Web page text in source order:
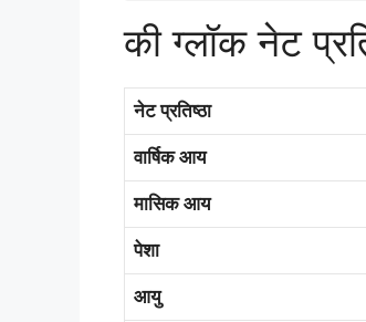
की ग्लॉक नेट
नेट प्रतिष्ठा
वार्षिक आय
मासिक आय
पेशा
आयु